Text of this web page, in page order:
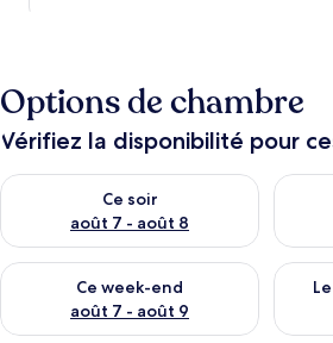
Options de chambre
Vérifiez la disponibilité pour
Ce soir
août 7 - août 8
Vérifier la disponibilité pour ce soir
Ce week-end
août 7 - août 9
Vérifier la disponibilité pour ce week-